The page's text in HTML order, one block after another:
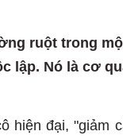
ruột trong
lập. Nó là cơ
hiện đại, "giảm